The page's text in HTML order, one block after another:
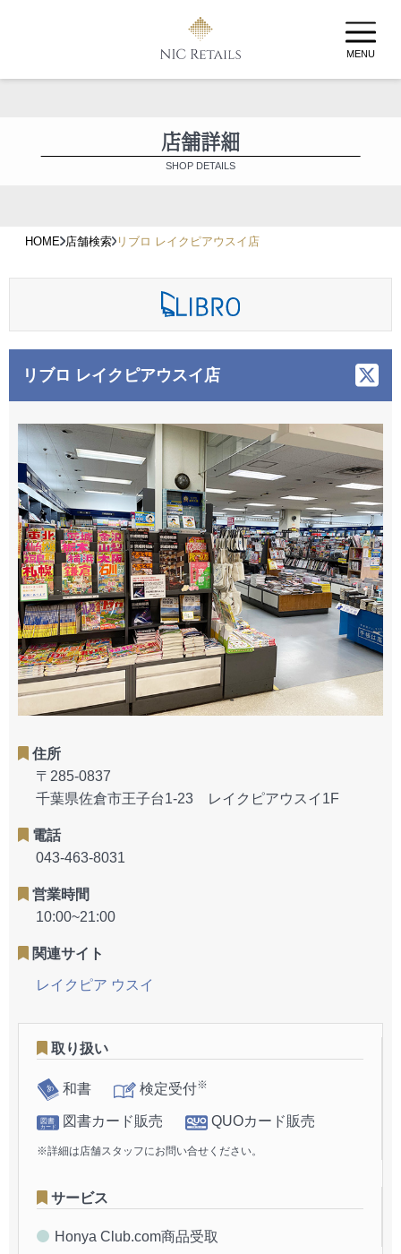
MENU
店舗詳細
SHOP DETAILS
HOME 店舗検索 リブロ レイクピアウスイ店
リブロ レイクピアウスイ店
住所
〒285-0837
千葉県佐倉市王子台1-23 レイクピアウスイ1F
電話
043-463-8031
営業時間
10:00~21:00
関連サイト
レイクピア ウスイ
取り扱い
和書 検定受付※
図書カード販売 QUOカード販売
※詳細は店舗スタッフにお問い合せください。
サービス
Honya Club.com商品受取